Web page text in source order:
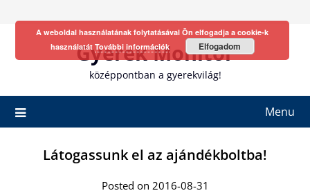
Gyerek Monitor
középpontban a gyerekvilág!
Menu
Látogassunk el az ajándékboltba!
Posted on 2016-08-31
A weboldal használatának folytatásával Ön elfogadja a cookie-k
használatát További információk Elfogadom